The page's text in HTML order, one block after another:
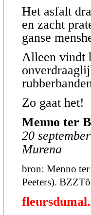
Het asfalt
en zacht
ganse
Alleen vindt
Zo gaat het!
Menno ter
20
Murena
bron: Menno
Peeters).